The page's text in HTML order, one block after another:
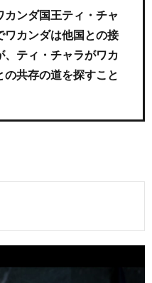
ンダ国王ティ・チャ
ワカンダは他国との接
、ティ・チャラがワカ
の共存の道を探すこと